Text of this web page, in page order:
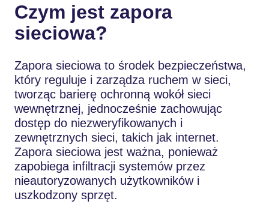
Czym jest zapora
sieciowa?
Zapora sieciowa to środek bezpieczeństwa,
który reguluje i zarządza ruchem w sieci,
tworząc barierę ochronną wokół sieci
wewnętrznej, jednocześnie zachowując
dostęp do niezweryfikowanych i
zewnętrznych sieci, takich jak internet.
Zapora sieciowa jest ważna, ponieważ
zapobiega infiltracji systemów przez
nieautoryzowanych użytkowników i
uszkodzony sprzęt.